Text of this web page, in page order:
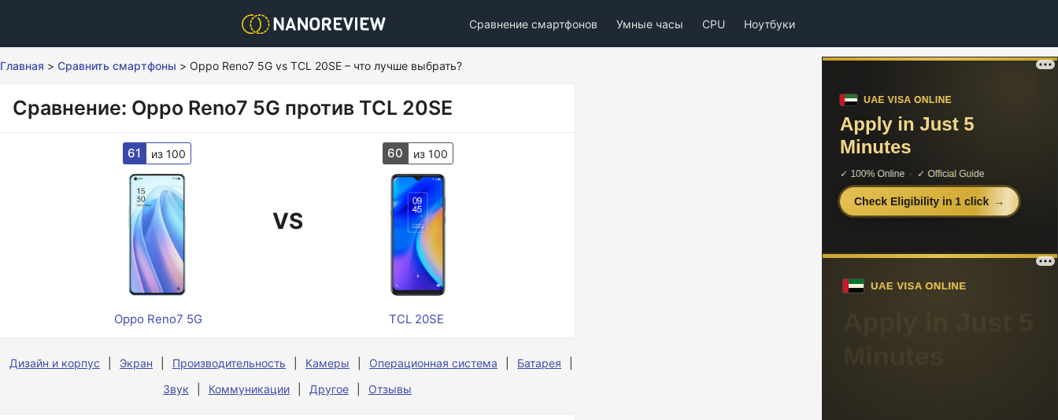
Сравнение смартфонов Умные часы CPU Ноутбуки
Главная > Сравнить смартфоны > Oppo Reno7 5G vs TCL 20SE – что лучше выбрать?
Сравнение: Oppo Reno7 5G против TCL 20SE
61 из 100
VS
60 из 100
Oppo Reno7 5G TCL 20SE
Дизайн и корпус Экран Производительность Камеры Операционная система
Батарея
Звук
Коммуникации Другое Отзывы